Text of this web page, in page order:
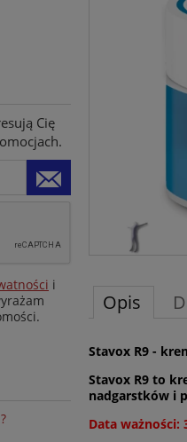
Cię
i
Opis
Stavox R9 -
Stavox R9 to
nadgarstków i
Data ważności: